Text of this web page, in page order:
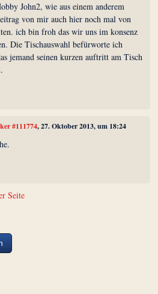
John2, wie aus einem anderem
von mir auch hier noch mal von
ich bin froh das wir uns im konsenz
Die Tischauswahl befürworte ich
jemand seinen kurzen auftritt am Tisch
#111774, 27. Oktober 2013, um 18:24
Seite